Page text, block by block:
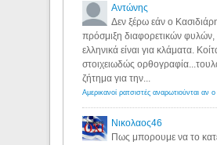
Αντώνης
Δεν ξέρω εάν ο
πρόσμιξη διαφορετικών φυλών,
ελληνικά είναι για κλάματα.
στοιχειωδώς
ζήτημα για την...
Νικολαος46
Πως μπορουμε να το